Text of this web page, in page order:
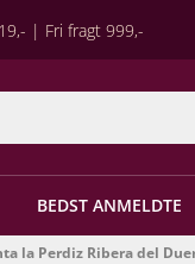
| Fri fragt 999,-
BEDST ANMELDTE
la Perdiz Ribera del